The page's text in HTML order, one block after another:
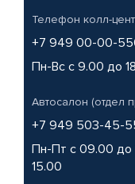
Телефон колл-
+7 949 00-00-
Пн-Вс с 9.00 до
Автосалон (отдел
+7 949 503-45-
Пн-Пт с 09.00 до
15.00